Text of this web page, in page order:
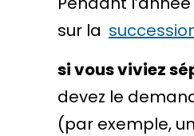
sur la
si vous viviez
devez le
(par exemple,